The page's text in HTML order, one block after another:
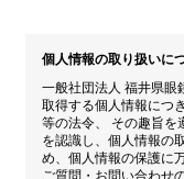
個人情報の取り扱いに
一般社団法人 福井県眼
取得する個人情報につ
等の法令、 その趣旨を
を認識し、個人情報の
め、個人情報の保護に
ご質問・お問い合わせ